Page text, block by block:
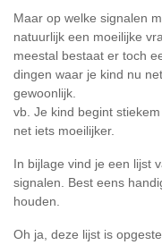
Maar op welke signalen
natuurlijk een moeilijke
meestal bestaat er toch
dingen waar je kind nu
gewoonlijk.
vb. Je kind begint
net iets moeilijker.
In bijlage vind je een lijst
signalen. Best eens
houden.
Oh ja, deze lijst is